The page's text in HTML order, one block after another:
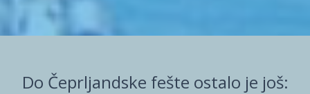
Do Čeprljandske fešte ostalo je još: